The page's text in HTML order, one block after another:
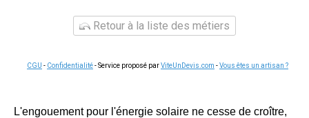
Retour à la liste des métiers
CGU - Confidentialité- Service proposé parViteUnDevis.com -Vous êtes un artisan ?
L'engouement pour l'énergie solaire ne cesse de croître,